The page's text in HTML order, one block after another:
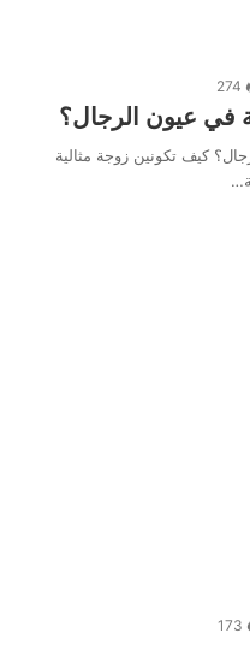
274
في عيون الرجال؟
كيف تكونين زوجة مثالية
173